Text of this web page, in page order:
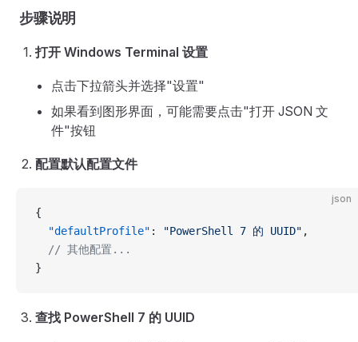
步骤说明
打开 Windows Terminal 设置
点击下拉箭头并选择"设置"
如果看到图形界面，可能需要点击"打开 JSON 文
件"按钮
配置默认配置文件
json
{
  "defaultProfile"
: "PowerShell 7 的 UUID" ,
  // 其他配置...
}
查找 PowerShell 7 的 UUID